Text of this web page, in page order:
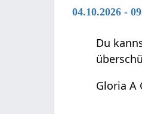
04.10.2026 -
Du
Gloria A